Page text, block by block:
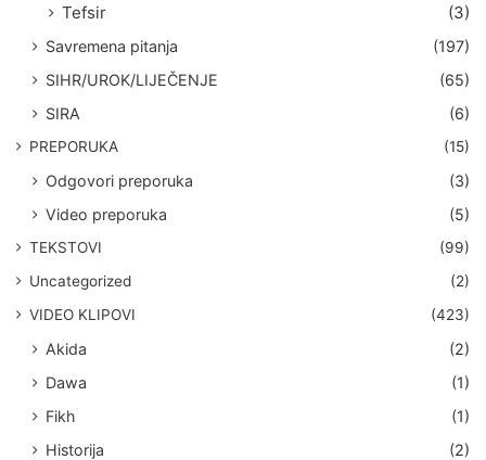
Tefsir
(3)
Savremena pitanja
(197)
SIHR/UROK/LIJEČENJE
(65)
SIRA
(6)
PREPORUKA (15)
Odgovori preporuka
(3)
Video preporuka
(5)
TEKSTOVI
(99)
Uncategorized
(2)
VIDEO KLIPOVI
(423)
Akida
(2)
Dawa
(1)
Fikh
(1)
Historija
(2)